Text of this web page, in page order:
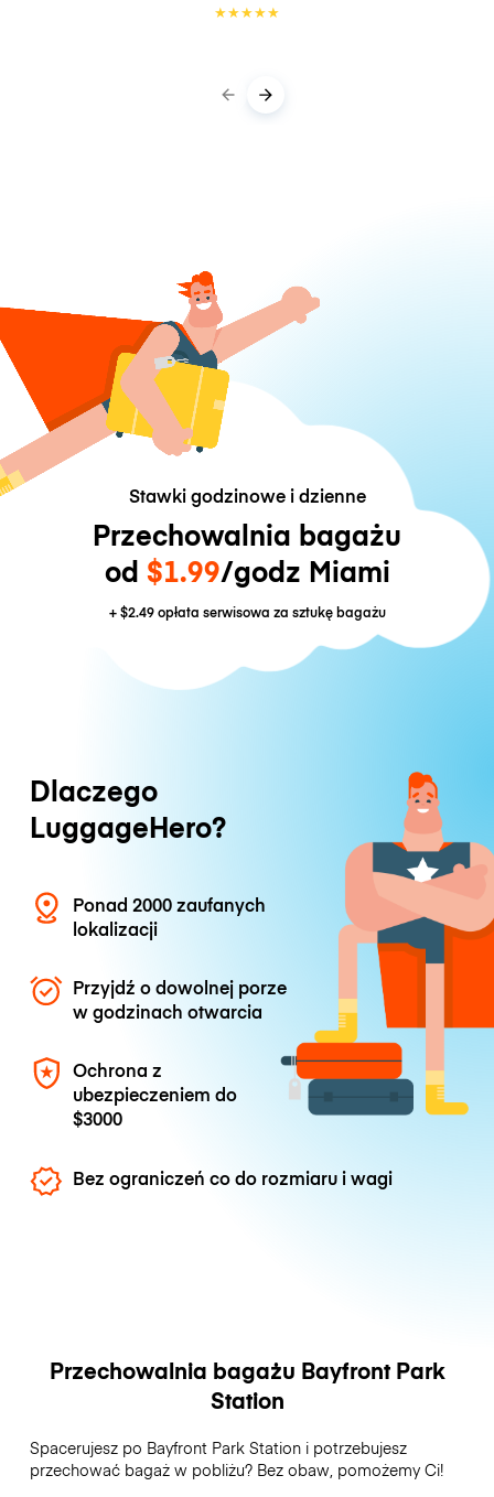
★★★★★
Stawki godzinowe i dzienne
Przechowalnia bagażu
od $1.99/godz Miami
+$2.49opłata serwisowa za sztukę bagażu
Dlaczego
LuggageHero?
Ponad 2000 zaufanych
lokalizacji
Przyjdź o dowolnej porze
w godzinach otwarcia
Ochrona z
ubezpieczeniem do
$3000
Bez ograniczeń co do rozmiaru i wagi
Przechowalnia bagażu Bayfront Park
Station
Spacerujesz po Bayfront Park Station i potrzebujesz
przechować bagaż w pobliżu? Bez obaw, pomożemy Ci!